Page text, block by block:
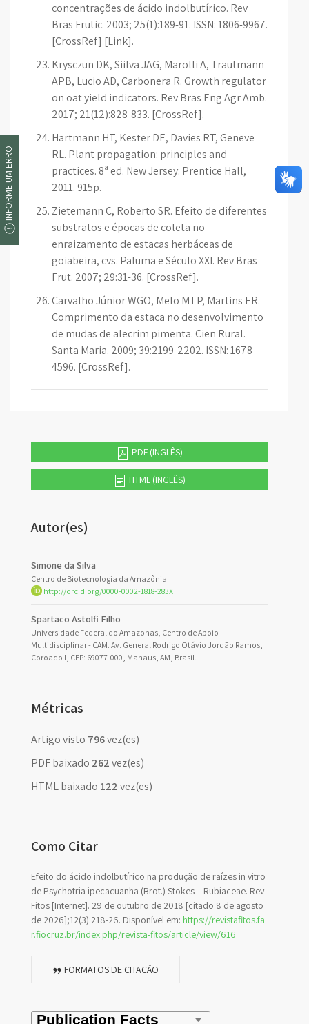
concentrações de ácido indolbutírico. Rev
Bras Frutic. 2003; 25(1):189-91. ISSN: 1806-9967.
[CrossRef] [Link].
Krysczun DK, Siilva JAG, Marolli A, Trautmann
APB, Lucio AD, Carbonera R. Growth regulator
on oat yield indicators. Rev Bras Eng Agr Amb.
2017; 21(12):828-833. [CrossRef].
Hartmann HT, Kester DE, Davies RT, Geneve
RL. Plant propagation: principles and
practices. 8ª ed. New Jersey: Prentice Hall,
2011. 915p.
Zietemann C, Roberto SR. Efeito de diferentes
substratos e épocas de coleta no
enraizamento de estacas herbáceas de
goiabeira, cvs. Paluma e Século XXI. Rev Bras
Frut. 2007; 29:31-36. [CrossRef].
Carvalho Júnior WGO, Melo MTP, Martins ER.
Comprimento da estaca no desenvolvimento
de mudas de alecrim pimenta. Cien Rural.
Santa Maria. 2009; 39:2199-2202. ISSN: 1678-
4596. [CrossRef].
PDF (INGLÊS)
HTML (INGLÊS)
Autor(es)
Simone da Silva
Centro de Biotecnologia da Amazônia
http://orcid.org/0000-0002-1818-283X
Spartaco Astolfi Filho
Universidade Federal do Amazonas, Centro de Apoio
Multidisciplinar - CAM. Av. General Rodrigo Otávio Jordão Ramos,
Coroado I, CEP: 69077-000, Manaus, AM, Brasil.
Métricas
Artigo visto 796vez(es)
PDF baixado 262vez(es)
HTML baixado 122vez(es)
Como Citar
Efeito do ácido indolbutírico na produção de raízes in vitro
de Psychotria ipecacuanha (Brot.) Stokes – Rubiaceae. Rev
Fitos [Internet]. 29 de outubro de 2018 [citado 8 de agosto
de 2026];12(3):218-26. Disponível em: https://revistafitos.fa
r.fiocruz.br/index.php/revista-fitos/article/view/616
FORMATOS DE CITAÇÃO
INFORME UM ERRO